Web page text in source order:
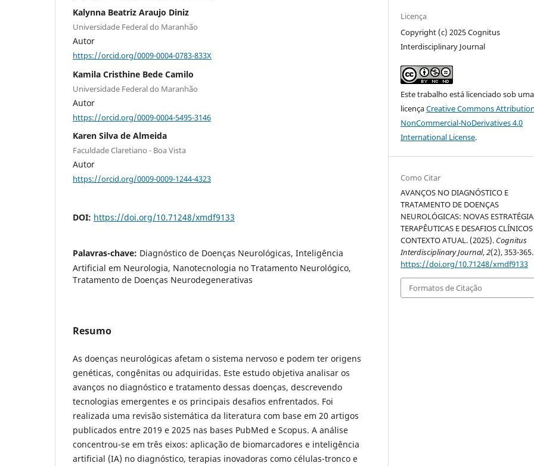
Kalynna Beatriz Araujo Diniz
Universidade Federal do Maranhão
Autor
https://orcid.org/0009-0004-0783-833X
Kamila Cristhine Bede Camilo
Universidade Federal do Maranhão
Autor
https://orcid.org/0009-0004-5495-3146
Karen Silva de Almeida
Faculdade Claretiano - Boa Vista
Autor
https://orcid.org/0009-0009-1244-4323
DOI: https://doi.org/10.71248/xmdf9133
Palavras-chave: Diagnóstico de Doenças Neurológicas, Inteligência
Artificial em Neurologia, Nanotecnologia no Tratamento Neurológico,
Tratamento de Doenças Neurodegenerativas
Resumo
As doenças neurológicas afetam o sistema nervoso e podem ter origens
genéticas, congênitas ou adquiridas. Este estudo objetiva analisar os
avanços no diagnóstico e tratamento dessas doenças, descrevendo
tecnologias emergentes e os principais desafios enfrentados. Foi
realizada uma revisão sistemática da literatura com base em 20 artigos
publicados entre 2019 e 2025 nas bases PubMed e Scopus. A análise
concentrou-se em três eixos: aplicação de biomarcadores e inteligência
artificial (IA) no diagnóstico, terapias inovadoras como células-tronco e
Licença
Copyright (c) 2025 Cognitus
Interdisciplinary Journal
Este trabalho está licenciado sob uma
licençaCreative Commons
NonCommercial-NoDerivatives 4.0
International License.
Como Citar
AVANÇOS NO DIAGNÓSTICO E
TRATAMENTO DE DOENÇAS
NEUROLÓGICAS: NOVAS
TERAPÊUTICAS E DESAFIOS
CONTEXTO ATUAL. (2025). Cognitus
Interdisciplinary Journal,2(2), 353-365.
https://doi.org/10.71248/xmdf9133
Formatos de Citação